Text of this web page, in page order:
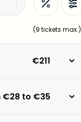
(9 tickets max.)
€211
€28 to €35